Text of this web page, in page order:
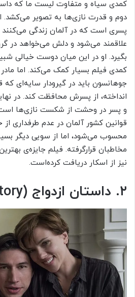
کمدی سیاه و متفاوت لیست ما که
دوم و قدرت نازی‌ها به تصویر می‌کشد.
پسری است که در آلمان زندگی
علاقمند می‌شود و دلش می‌خواهد در
بگیرد. او در این میان دوست خیالی
کمدی فیلم بسیار کمک می‌کند. اما مادر
جوهانسون باید در گیرودار سایه‌ای که
انداخته‌، از پسرش محافظت کند. در
و پسر در وحشت از شکست نازی‌ها
قوانین کشور آلمان در عدم طرفداری
محسوب می‌شود، اما از سویی دیگر
مخاطبان قرارگرفته. فیلم جایزه‌ی
نیز از اسکار دریافت کرده‌است.
۲. داستان ازدواج (Marriage story)